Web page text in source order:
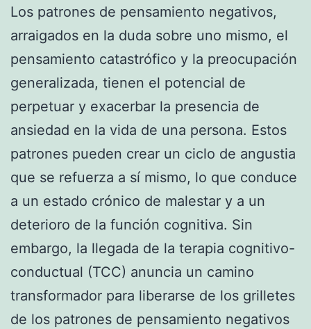
Los patrones de pensamiento negativos,
arraigados en la duda sobre uno mismo, el
pensamiento catastrófico y la preocupación
generalizada, tienen el potencial de
perpetuar y exacerbar la presencia de
ansiedad en la vida de una persona. Estos
patrones pueden crear un ciclo de angustia
que se refuerza a sí mismo, lo que conduce
a un estado crónico de malestar y a un
deterioro de la función cognitiva. Sin
embargo, la llegada de la terapia cognitivo-
conductual (TCC) anuncia un camino
transformador para liberarse de los grilletes
de los patrones de pensamiento negativos